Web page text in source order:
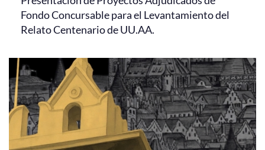
Fondo Concursable para el Levantamiento del
Relato Centenario de UU.AA.